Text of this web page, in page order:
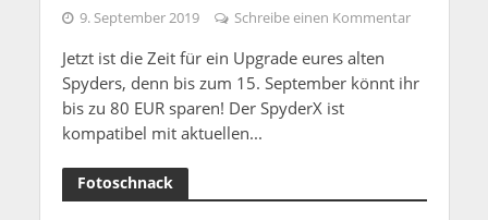
9. September 2019 Schreibe einen Kommentar
Jetzt ist die Zeit für ein Upgrade eures alten
Spyders, denn bis zum 15. September könnt ihr
bis zu 80 EUR sparen! Der SpyderX ist
kompatibel mit aktuellen...
Fotoschnack